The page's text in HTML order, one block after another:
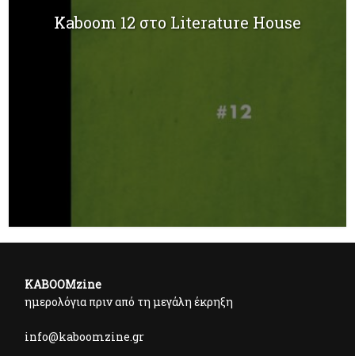
Kaboom 12 στο Literature House
KABOOMzine
ημερολόγια πριν από τη μεγάλη έκρηξη
info@kaboomzine.gr